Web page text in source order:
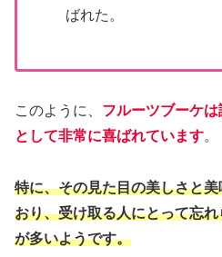
ばれた。
このように、 フルーツブーケ
として非常に喜ばれています。
特に、その見た目の美しさと
おり、受け取る人にとって忘
が多いようです。